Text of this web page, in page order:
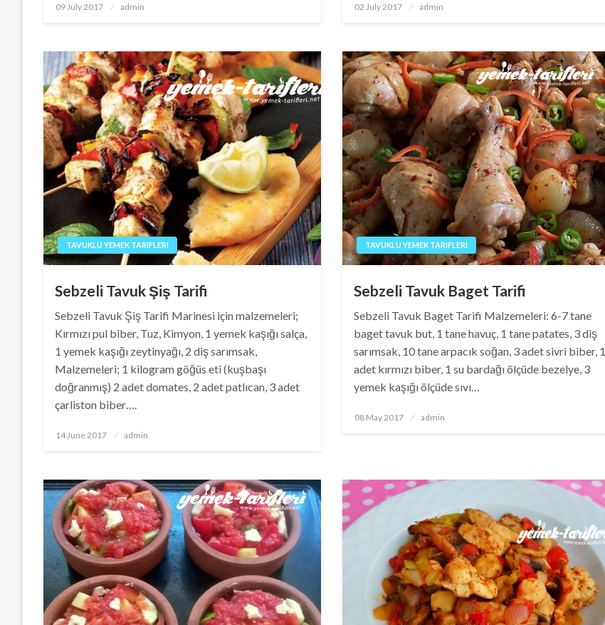
Posted
09 July 2017 admin
Posted
02 July 2017 admin
TAVUKLU YEMEK TARIFLERI
Sebzeli Tavuk Şiş Tarifi
Sebzeli Tavuk Şiş Tarifi Marinesi için malzemeleri;
Kırmızı pul biber, Tuz, Kimyon, 1 yemek kaşığı salça,
1 yemek kaşığı zeytinyağı, 2 diş sarımsak,
Malzemeleri; 1 kilogram göğüs eti (kuşbaşı
doğranmış) 2 adet domates, 2 adet patlıcan, 3 adet
çarliston biber….
Posted
14 June 2017 admin
TAVUKLU YEMEK TARIFLERI
Sebzeli Tavuk Baget Tarifi
Sebzeli Tavuk Baget Tarifi Malzemeleri: 6-7 tane
baget tavuk but, 1 tane havuç, 1 tane patates, 3 diş
sarımsak, 10 tane arpacık soğan, 3 adet sivri biber, 1
adet kırmızı biber, 1 su bardağı ölçüde bezelye, 3
yemek kaşığı ölçüde sıvı…
Posted
08 May 2017 admin